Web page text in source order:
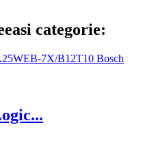
categorie: